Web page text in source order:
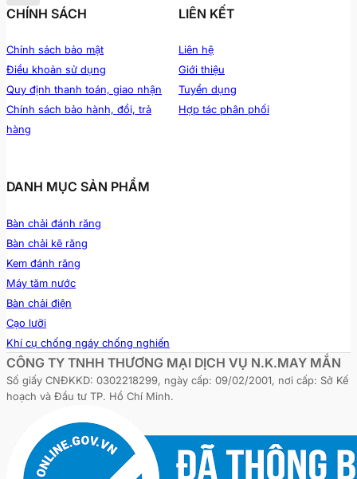
CHÍNH SÁCH
Chính sách bảo mật
Điều khoản sử dụng
Quy định thanh toán, giao nhận
Chính sách bảo hành, đổi, trả
hàng
LIÊN KẾT
Liên hệ
Giới thiệu
Tuyển dụng
Hợp tác phân phối
DANH MỤC SẢN PHẨM
Bàn chải đánh răng
Bàn chải kẽ răng
Kem đánh răng
Máy tăm nước
Bàn chải điện
Cạo lưỡi
Khí cụ chống ngáy chống nghiến
CÔNG TY TNHH THƯƠNG MẠI DỊCH VỤ N.K.MAY MẮN
Số giấy CNĐKKD: 0302218299, ngày cấp: 09/02/2001, nơi cấp: Sở Kế
hoạch và Đầu tư TP. Hồ Chí Minh.